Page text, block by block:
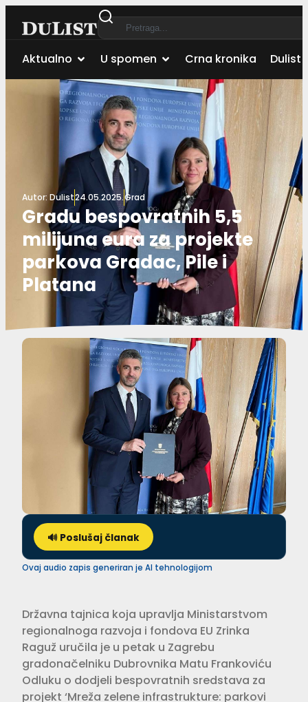
Aktualno U spomen Crna kronika Dulist
Autor: Dulist24.05.2025.Grad
Gradu bespovratnih 5,5
milijuna eura za projekte
parkova Gradac, Pile i
Platana
🔊 Poslušaj članak
Ovaj audio zapis generiran je AI tehnologijom
Državna tajnica koja upravlja Ministarstvom
regionalnoga razvoja i fondova EU Zrinka
Raguž uručila je u petak u Zagrebu
gradonačelniku Dubrovnika Matu Frankoviću
Odluku o dodjeli bespovratnih sredstava za
projekt ‘Mreža zelene infrastrukture: parkovi